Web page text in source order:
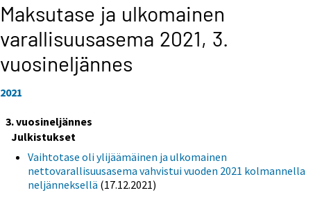
Maksutase ja ulkomainen
varallisuusasema 2021, 3.
vuosineljännes
2021
3. vuosineljännes
Julkistukset
Vaihtotase oli ylijäämäinen ja ulkomainen
nettovarallisuusasema vahvistui vuoden 2021 kolmannella
neljänneksellä (17.12.2021)